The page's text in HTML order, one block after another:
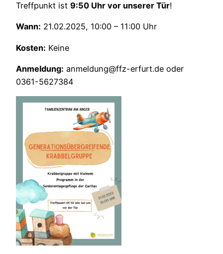
Treffpunkt ist 9:50 Uhr vor unserer Tür!
Wann: 21.02.2025, 10:00 – 11:00 Uhr
Kosten: Keine
Anmeldung: anmeldung@ffz-erfurt.de oder
0361-5627384